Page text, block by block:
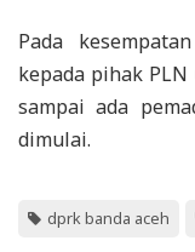
Pada
kepada pihak
sampai ada
dimulai.
dprk banda aceh